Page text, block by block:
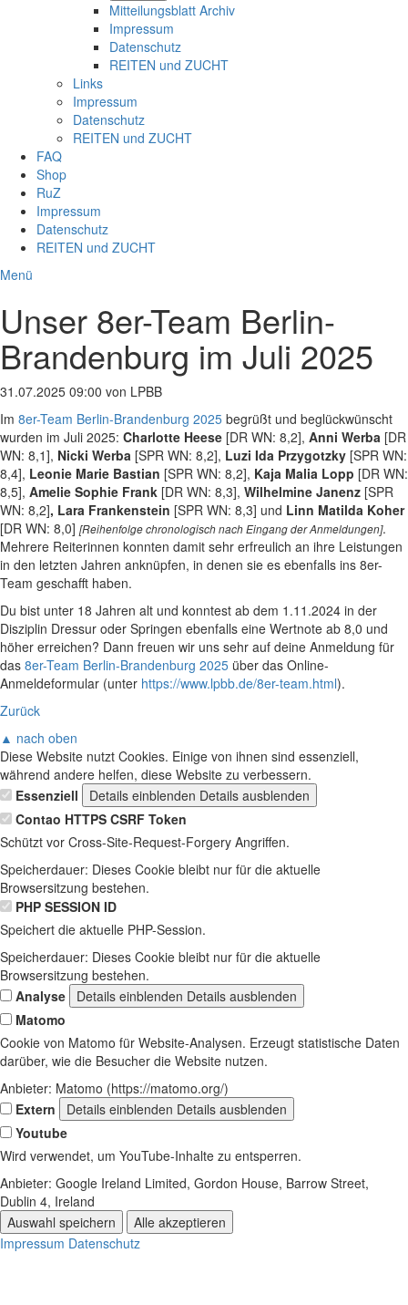
Mitteilungsblatt Archiv
Impressum
Datenschutz
REITEN und ZUCHT
Links
Impressum
Datenschutz
REITEN und ZUCHT
FAQ
Shop
RuZ
Impressum
Datenschutz
REITEN und ZUCHT
Menü
Unser 8er-Team Berlin-
Brandenburg im Juli 2025
31.07.2025 09:00 von LPBB
Im 8er-Team Berlin-Brandenburg 2025 begrüßt und beglückwünscht
wurden im Juli 2025: Charlotte Heese [DR WN: 8,2], Anni Werba [DR
WN: 8,1], Nicki Werba [SPR WN: 8,2], Luzi Ida Przygotzky [SPR WN:
8,4], Leonie Marie Bastian [SPR WN: 8,2], Kaja Malia Lopp [DR WN:
8,5], Amelie Sophie Frank [DR WN: 8,3], Wilhelmine Janenz [SPR
WN: 8,2], Lara Frankenstein [SPR WN: 8,3] und Linn Matilda Koher
[DR WN: 8,0] [Reihenfolge chronologisch nach Eingang der Anmeldungen].
Mehrere Reiterinnen konnten damit sehr erfreulich an ihre Leistungen
in den letzten Jahren anknüpfen, in denen sie es ebenfalls ins 8er-
Team geschafft haben.
Du bist unter 18 Jahren alt und konntest ab dem 1.11.2024 in der
Disziplin Dressur oder Springen ebenfalls eine Wertnote ab 8,0 und
höher erreichen? Dann freuen wir uns sehr auf deine Anmeldung für
das 8er-Team Berlin-Brandenburg 2025 über das Online-
Anmeldeformular (unter https://www.lpbb.de/8er-team.html).
Zurück
▲ nach oben
Diese Website nutzt Cookies. Einige von ihnen sind essenziell,
während andere helfen, diese Website zu verbessern.
Essenziell
Details einblenden Details ausblenden
Contao HTTPS CSRF Token
Schützt vor Cross-Site-Request-Forgery Angriffen.
Speicherdauer: Dieses Cookie bleibt nur für die aktuelle
Browsersitzung bestehen.
PHP SESSION ID
Speichert die aktuelle PHP-Session.
Speicherdauer: Dieses Cookie bleibt nur für die aktuelle
Browsersitzung bestehen.
Analyse
Details einblenden Details ausblenden
Matomo
Cookie von Matomo für Website-Analysen. Erzeugt statistische Daten
darüber, wie die Besucher die Website nutzen.
Anbieter: Matomo (https://matomo.org/)
Extern
Details einblenden Details ausblenden
Youtube
Wird verwendet, um YouTube-Inhalte zu entsperren.
Anbieter: Google Ireland Limited, Gordon House, Barrow Street,
Dublin 4, Ireland
Auswahl speichern
Alle akzeptieren
Impressum Datenschutz